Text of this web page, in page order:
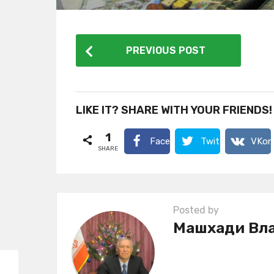
o
t
a
a
t
i
PREVIOUS POST
LIKE IT? SHARE WITH YOUR FRIENDS!
1
SHARE
Facebook Twitter
Posted by
Машхади